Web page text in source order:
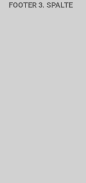
FOOTER 3. SPALTE